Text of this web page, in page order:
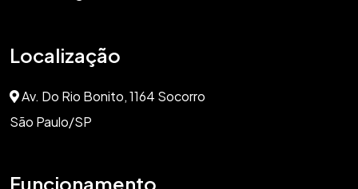
Localização
Av. Do Rio Bonito, 1164 Socorro
São Paulo/SP
Funcionamento